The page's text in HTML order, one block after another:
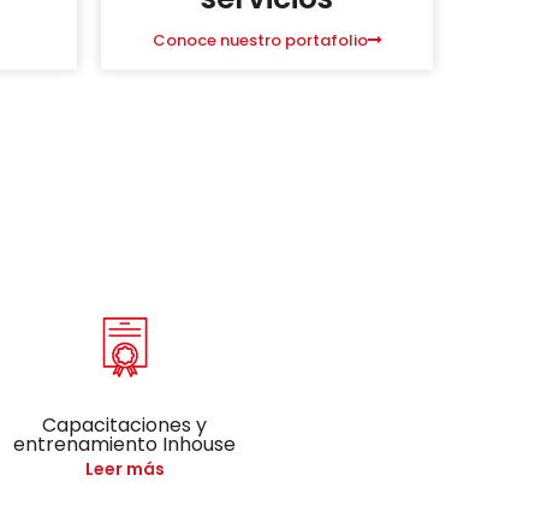
Conoce nuestro portafolio
Capacitaciones y
entrenamiento Inhouse
Leer más